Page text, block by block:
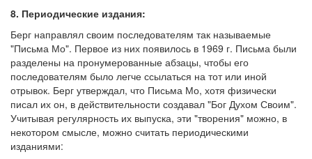
8. Периодические издания:
Берг направлял своим последователям так называемые
"Письма Мо". Первое из них появилось в 1969 г. Письма были
разделены на пронумерованные абзацы, чтобы его
последователям было легче ссылаться на тот или иной
отрывок. Берг утверждал, что Письма Мо, хотя физически
писал их он, в действительности создавал "Бог Духом Своим".
Учитывая регулярность их выпуска, эти "творения" можно, в
некотором смысле, можно считать периодическими
изданиями: